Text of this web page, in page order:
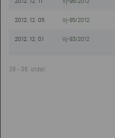
2012. 12. 05 Vj-95/2012
2012. 12. 01 Vj-93/2012
38 - 38. oldal